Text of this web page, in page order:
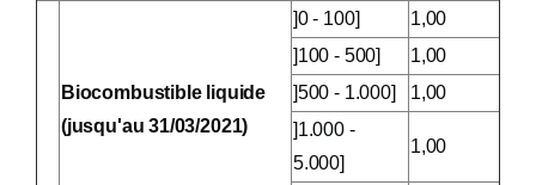
Biocombustible liquide
(jusqu'au 31/03/2021)
]0 - 100]
1,00
]100 - 500]
1,00
]500 - 1.000]
1,00
]1.000 -
5.000]
1,00